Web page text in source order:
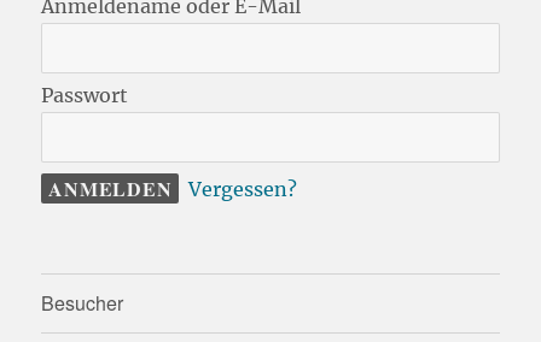
Anmeldename oder E-Mail
Passwort
Vergessen?
Besucher